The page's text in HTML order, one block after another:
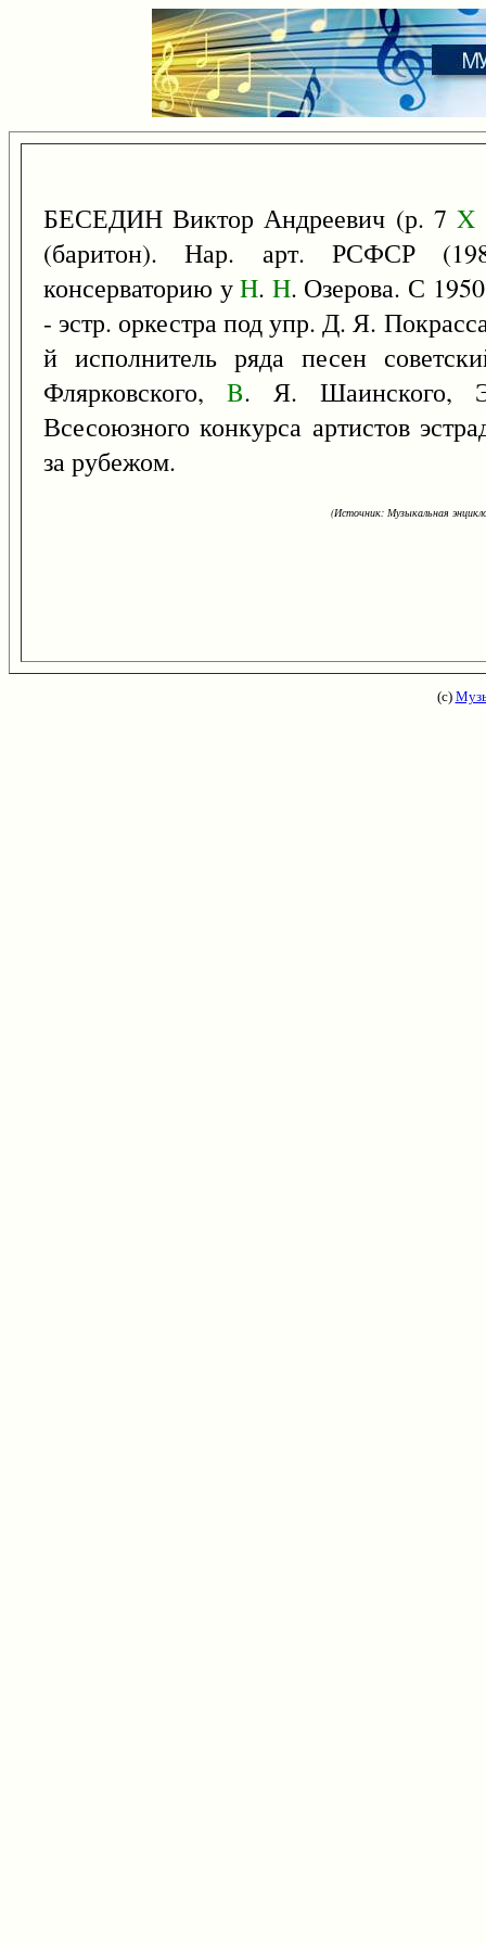
БЕСЕДИН Виктор Андреевич (р. 7 X
(баритон). Нар. арт. РСФСР
консерваторию уH. H. Озерова. С
- эстр. оркестра под упр. Д. Я.
й исполнитель ряда песен
Флярковского, B. Я. Шаинского,
Всесоюзного конкурса артистов
за рубежом.
(Источник: Музыкальная
(с)